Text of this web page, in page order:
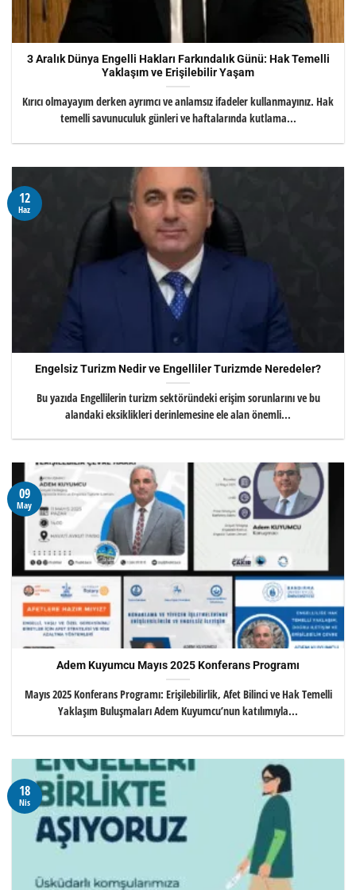
3 Aralık Dünya Engelli Hakları Farkındalık Günü: Hak Temelli
Yaklaşım ve Erişilebilir Yaşam
Kırıcı olmayayım derken ayrımcı ve anlamsız ifadeler kullanmayınız. Hak
temelli savunuculuk günleri ve haftalarında kutlama...
Engelsiz Turizm Nedir ve Engelliler Turizmde Neredeler?
Bu yazıda Engellilerin turizm sektöründeki erişim sorunlarını ve bu
alandaki eksiklikleri derinlemesine ele alan önemli...
12
Haz
Adem Kuyumcu Mayıs 2025 Konferans Programı
Mayıs 2025 Konferans Programı: Erişilebilirlik, Afet Bilinci ve Hak Temelli
Yaklaşım Buluşmaları Adem Kuyumcu’nun katılımıyla...
09
May
18
Nis